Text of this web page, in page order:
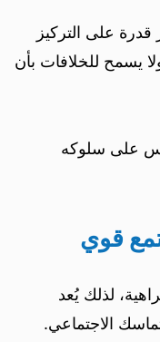
على التركيز
يسمح للخلافات بأن
على سلوكه
قوي
لذلك يُعد
الاجتماعي.